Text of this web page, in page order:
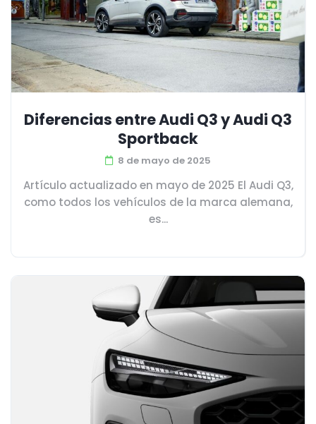
Diferencias entre Audi Q3 y Audi Q3
Sportback
8 de mayo de 2025
Artículo actualizado en mayo de 2025 El Audi Q3,
como todos los vehículos de la marca alemana,
es...